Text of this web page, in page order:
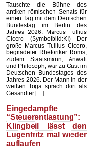
Tauschte die Bühne des
antiken römischen Senats für
einen Tag mit dem Deutschen
Bundestag im Berlin des
Jahres 2026: Marcus Tullius
Cicero (Symbolbild:KI) Der
große Marcus Tullius Cicero,
begnadeter Rhetoriker Roms,
zudem Staatsmann, Anwalt
und Philosoph, war zu Gast im
Deutschen Bundestages des
Jahres 2026. Der Mann in der
weißen Toga sprach dort als
Gesandter […]
Eingedampfte
“Steuerentlastung”:
Klingbeil lässt den
Lügenfritz mal wieder
auflaufen